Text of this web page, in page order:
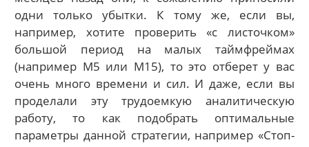
одни только убытки. К тому же, если вы,
например, хотите проверить «с листочком»
большой период на малых таймфреймах
(например M5 или M15), то это отберет у вас
очень много времени и сил. И даже, если вы
проделали эту трудоемкую аналитическую
работу, то как подобрать оптимальные
параметры данной стратегии, например «Стоп-